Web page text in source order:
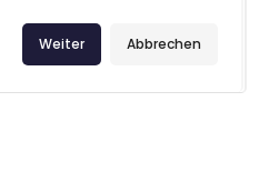
Abbrechen
Weiter